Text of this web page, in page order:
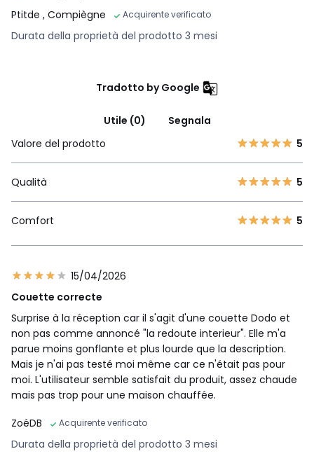
Ptitde , Compiègne Acquirente verificato
Durata della proprietà del prodotto 3 mesi
Tradotto by Google
Utile (0)
Segnala
Valore del prodotto
5
Qualità 5
Comfort 5
15/04/2026
Couette correcte
Surprise à la réception car il s'agit d'une couette Dodo et
non pas comme annoncé "la redoute interieur". Elle m'a
parue moins gonflante et plus lourde que la description.
Mais je n'ai pas testé moi même car ce n'était pas pour
moi. L'utilisateur semble satisfait du produit, assez chaude
mais pas trop pour une maison chauffée.
ZoéDB
Acquirente verificato
Durata della proprietà del prodotto 3 mesi